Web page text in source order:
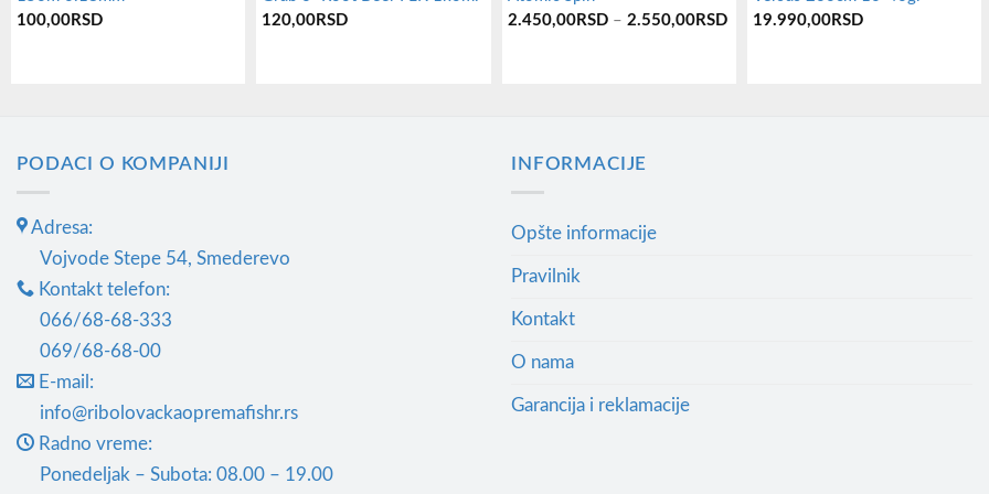
100,00 RSD
120,00 RSD
2.450,00RSD – 2.550,00RSDРаспон
више
варијанти.
Опције
бити
изабране
страници
производа.
19.990,00RSD
PODACI O KOMPANIJI
Adresa:
Vojvode Stepe 54, Smederevo
Kontakt telefon:
066/68-68-333
069/68-68-00
E-mail:
info@ribolovackaopremafishr.rs
Radno vreme:
Ponedeljak – Subota: 08.00 – 19.00
INFORMACIJE
Opšte informacije
Pravilnik
Kontakt
O nama
Garancija i reklamacije